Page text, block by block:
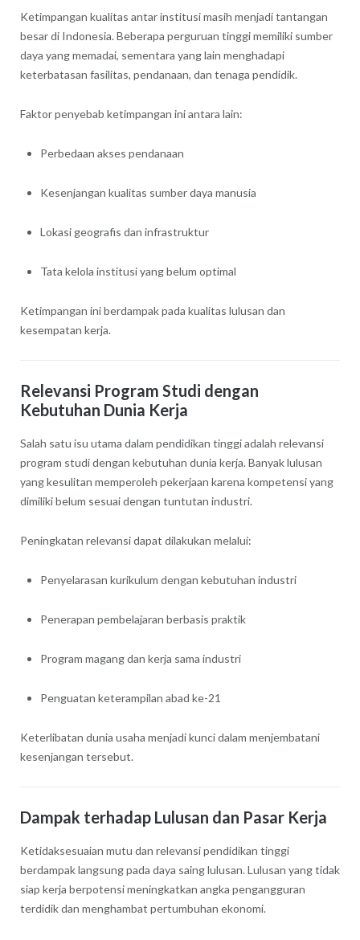
Ketimpangan kualitas antar institusi masih menjadi tantangan
besar di Indonesia. Beberapa perguruan tinggi memiliki sumber
daya yang memadai, sementara yang lain menghadapi
keterbatasan fasilitas, pendanaan, dan tenaga pendidik.
Faktor penyebab ketimpangan ini antara lain:
Perbedaan akses pendanaan
Kesenjangan kualitas sumber daya manusia
Lokasi geografis dan infrastruktur
Tata kelola institusi yang belum optimal
Ketimpangan ini berdampak pada kualitas lulusan dan
kesempatan kerja.
Relevansi Program Studi dengan
Kebutuhan Dunia Kerja
Salah satu isu utama dalam pendidikan tinggi adalah relevansi
program studi dengan kebutuhan dunia kerja. Banyak lulusan
yang kesulitan memperoleh pekerjaan karena kompetensi yang
dimiliki belum sesuai dengan tuntutan industri.
Peningkatan relevansi dapat dilakukan melalui:
Penyelarasan kurikulum dengan kebutuhan industri
Penerapan pembelajaran berbasis praktik
Program magang dan kerja sama industri
Penguatan keterampilan abad ke-21
Keterlibatan dunia usaha menjadi kunci dalam menjembatani
kesenjangan tersebut.
Dampak terhadap Lulusan dan Pasar Kerja
Ketidaksesuaian mutu dan relevansi pendidikan tinggi
berdampak langsung pada daya saing lulusan. Lulusan yang tidak
siap kerja berpotensi meningkatkan angka pengangguran
terdidik dan menghambat pertumbuhan ekonomi.